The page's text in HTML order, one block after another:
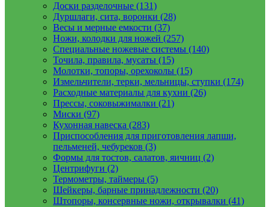
Доски разделочные (131)
Дуршлаги, сита, воронки (28)
Весы и мерные емкости (37)
Ножи, колодки для ножей (257)
Специальные ножевые системы (140)
Точила, правила, мусаты (15)
Молотки, топоры, орехоколы (15)
Измельчители, терки, мельницы, ступки (174)
Расходные материалы для кухни (26)
Прессы, соковыжималки (21)
Миски (97)
Кухонная навеска (283)
Приспособления для приготовления лапши,
пельменей, чебуреков (3)
Формы для тостов, салатов, яичниц (2)
Центрифуги (2)
Термометры, таймеры (5)
Шейкеры, барные принадлежности (20)
Штопоры, консервные ножи, открывалки (41)